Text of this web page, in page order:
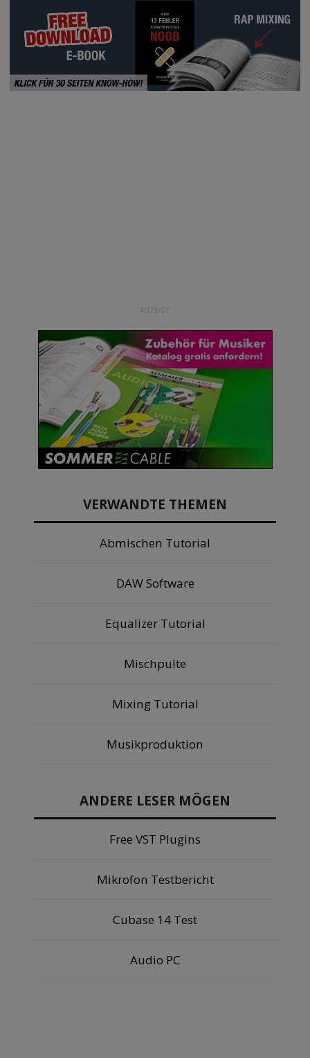
ANZEIGE
VERWANDTE THEMEN
Abmischen Tutorial
DAW Software
Equalizer Tutorial
Mischpulte
Mixing Tutorial
Musikproduktion
ANDERE LESER MÖGEN
Free VST Plugins
Mikrofon Testbericht
Cubase 14 Test
Audio PC